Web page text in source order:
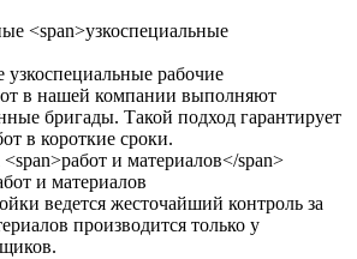
узкоспециальные рабочие
в нашей компании выполняют
бригады. Такой подход гарантирует
в короткие сроки.
и материалов
ведется жесточайший контроль за
производится только у